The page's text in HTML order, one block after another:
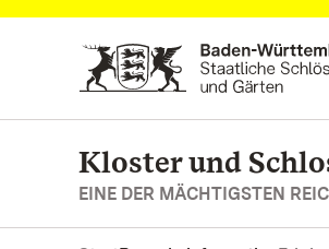
Zum Hauptinhalt springen
Kloster und
EINE DER MÄCHTIGSTEN